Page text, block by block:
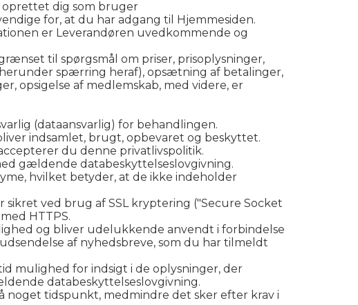
oprettet dig som bruger
for, at du har adgang til Hjemmesiden.
er Leverandøren uvedkommende og
til spørgsmål om priser, prisoplysninger,
spærring heraf), opsætning af betalinger,
opsigelse af medlemskab, med videre, er
(dataansvarlig) for behandlingen.
indsamlet, brugt, opbevaret og beskyttet.
du denne privatlivspolitik.
gældende databeskyttelseslovgivning.
hvilket betyder, at de ikke indeholder
ved brug af SSL kryptering ("Secure Socket
HTTPS.
og bliver udelukkende anvendt i forbindelse
af nyhedsbreve, som du har tilmeldt
mulighed for indsigt i de oplysninger, der
databeskyttelseslovgivning.
noget tidspunkt, medmindre det sker efter krav i